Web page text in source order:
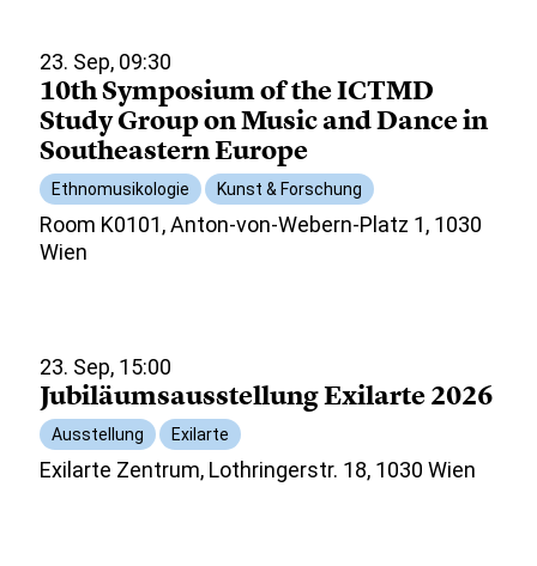
23. Sep, 09:30
10th Symposium of the ICTMD
Study Group on Music and Dance in
Southeastern Europe
Ethnomusikologie Kunst & Forschung
Room K0101, Anton-von-Webern-Platz 1, 1030
Wien
23. Sep, 15:00
Jubiläumsausstellung Exilarte 2026
Ausstellung Exilarte
Exilarte Zentrum, Lothringerstr. 18, 1030 Wien